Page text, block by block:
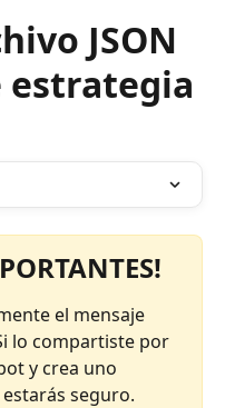
JSON
estrategia
el mensaje
lo compartiste por
y crea uno
seguro.